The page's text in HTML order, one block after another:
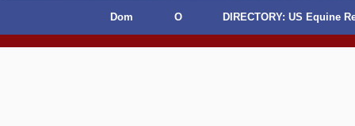
Dom O DIRECTORY: US Equine